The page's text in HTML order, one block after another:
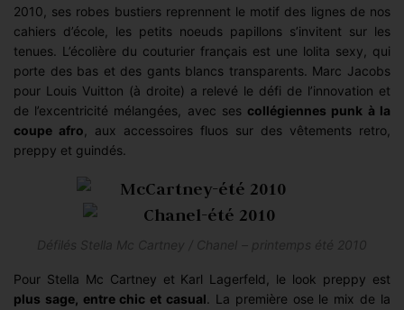
2010, ses robes bustiers reprennent le motif des lignes de nos
cahiers d’école, les petits noeuds papillons s’invitent sur les
tenues. L’écolière du couturier français est une lolita sexy, qui
porte des bas et des gants blancs transparents. Marc Jacobs
pour Louis Vuitton (à droite) a relevé le défi de l’innovation et
de l’excentricité mélangées, avec ses collégiennes punk à la
coupe afro , aux accessoires fluos sur des vêtements retro,
preppy et guindés.
Défilés Stella Mc Cartney / Chanel – printemps été 2010
Pour Stella Mc Cartney et Karl Lagerfeld, le look preppy est
plus sage, entre chic et casual . La première ose le mix de la